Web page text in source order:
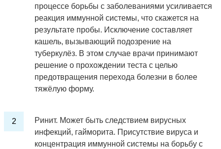
процессе борьбы с заболеваниями усиливается
реакция иммунной системы, что скажется на
результате пробы. Исключение составляет
кашель, вызывающий подозрение на
туберкулёз. В этом случае врачи принимают
решение о прохождении теста с целью
предотвращения перехода болезни в более
тяжёлую форму.
Ринит. Может быть следствием вирусных
инфекций, гайморита. Присутствие вируса и
концентрация иммунной системы на борьбу с